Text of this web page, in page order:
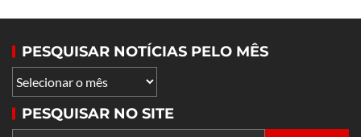
PESQUISAR NOTÍCIAS PELO MÊS
PESQUISAR NO SITE